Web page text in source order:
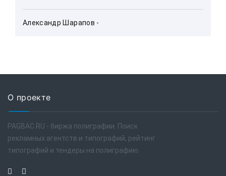
Александр Шарапов -
О проекте
PAGBAC.RU - биржа полиграфии. Поиск
рекламных агентств и типографий, рейтинг
типографий и тендеры на полиграфию.